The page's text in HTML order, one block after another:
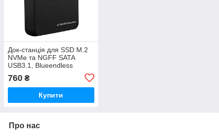
Док-станція для SSD M.2
NVMe та NGFF SATA
USB3.1, Blueendless
760 ₴
Купити
Про нас